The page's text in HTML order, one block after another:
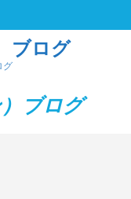
ブログ
グ
ブログ